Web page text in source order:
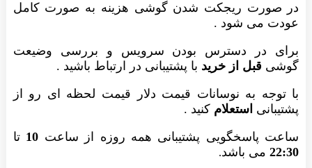
در صورت ریجکت شدن گوشی هزینه به صورت کامل
عودت می شود .
برای در دسترس بودن سرویس و بررسی وضیعت
گوشی قبل از خرید با پشتیبانی در ارتباط باشید .
با توجه به نوسانات قیمت دلار قیمت لحظه ای رو از
پشتیبانی استعلام کنید .
ساعت پاسخگویی پشتیبانی همه روزه از ساعت 10 تا
22:30می باشد.